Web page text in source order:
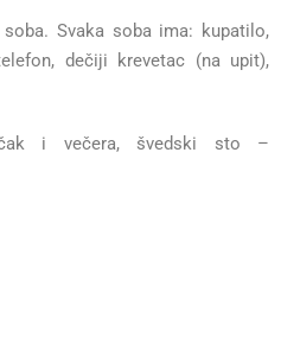
Svaka soba ima: kupatilo,
dečiji krevetac (na upit),
i večera, švedski sto –